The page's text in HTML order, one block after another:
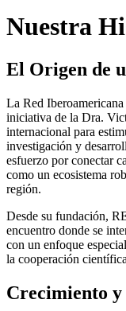
Nuestra
El Origen de
La Red
iniciativa de la Dra.
internacional para
investigación y
esfuerzo por conectar
como un ecosistema
región.
Desde su fundación,
encuentro donde se
con un enfoque
la cooperación
Crecimiento